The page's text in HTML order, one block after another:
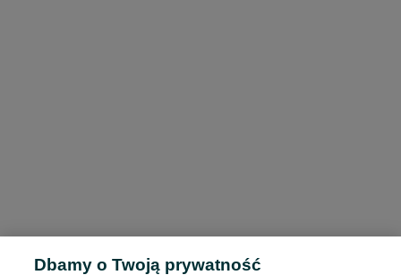
Dbamy o Twoją prywatność